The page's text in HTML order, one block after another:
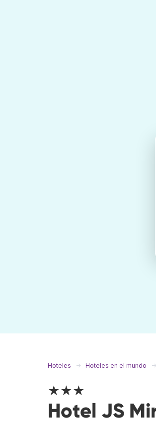
Hoteles Hoteles en el mundo
★★★
Hotel JS